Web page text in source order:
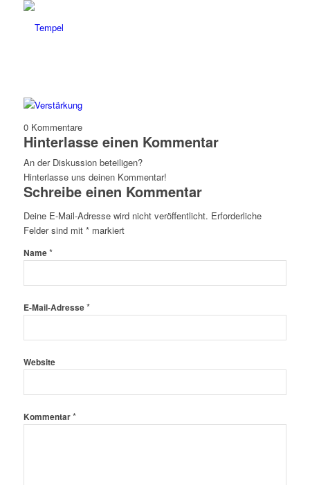
0 Kommentare
Hinterlasse einen Kommentar
An der Diskussion beteiligen?
Hinterlasse uns deinen Kommentar!
Schreibe einen Kommentar
Deine E-Mail-Adresse wird nicht veröffentlicht. Erforderliche
Felder sind mit *markiert
Name*
E-Mail-Adresse*
Website
Kommentar*